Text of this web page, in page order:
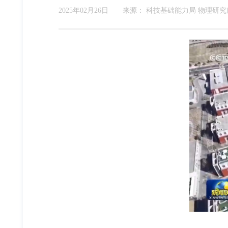
2025年02月26日 来源： 科技基础能力局 物理研究